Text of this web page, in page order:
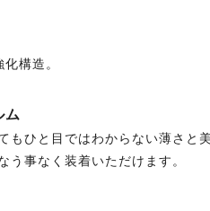
構造。
ム
もひと目ではわからない薄さと
う事なく装着いただけます。